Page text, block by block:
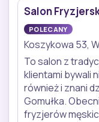
Salon
POLECANY
Koszykowa 53,
To salon z
klientami bywali
również i znani
Gomułka.
fryzjerów